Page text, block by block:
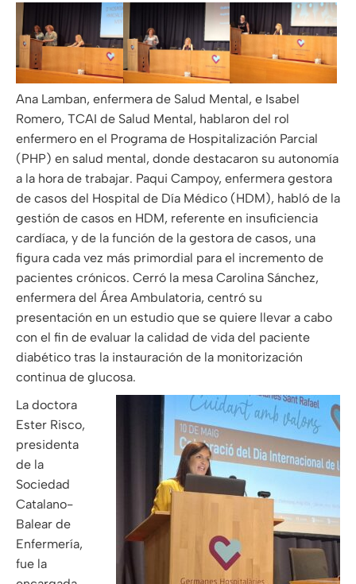
Ana Lamban, enfermera de Salud Mental, e Isabel
Romero, TCAI de Salud Mental, hablaron del rol
enfermero en el Programa de Hospitalización Parcial
(PHP) en salud mental, donde destacaron su autonomía
a la hora de trabajar. Paqui Campoy, enfermera gestora
de casos del Hospital de Día Médico (HDM), habló de la
gestión de casos en HDM, referente en insuficiencia
cardíaca, y de la función de la gestora de casos, una
figura cada vez más primordial para el incremento de
pacientes crónicos. Cerró la mesa Carolina Sánchez,
enfermera del Área Ambulatoria, centró su
presentación en un estudio que se quiere llevar a cabo
con el fin de evaluar la calidad de vida del paciente
diabético tras la instauración de la monitorización
continua de glucosa.
La doctora
Ester Risco,
presidenta
de la
Sociedad
Catalano-
Balear de
Enfermería,
fue la